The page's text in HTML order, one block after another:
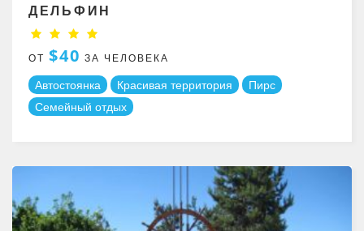
ДЕЛЬФИН
ОТ $40 ЗА ЧЕЛОВЕКА
Автостоянка Красивая территория
Пирс
Семейный отдых